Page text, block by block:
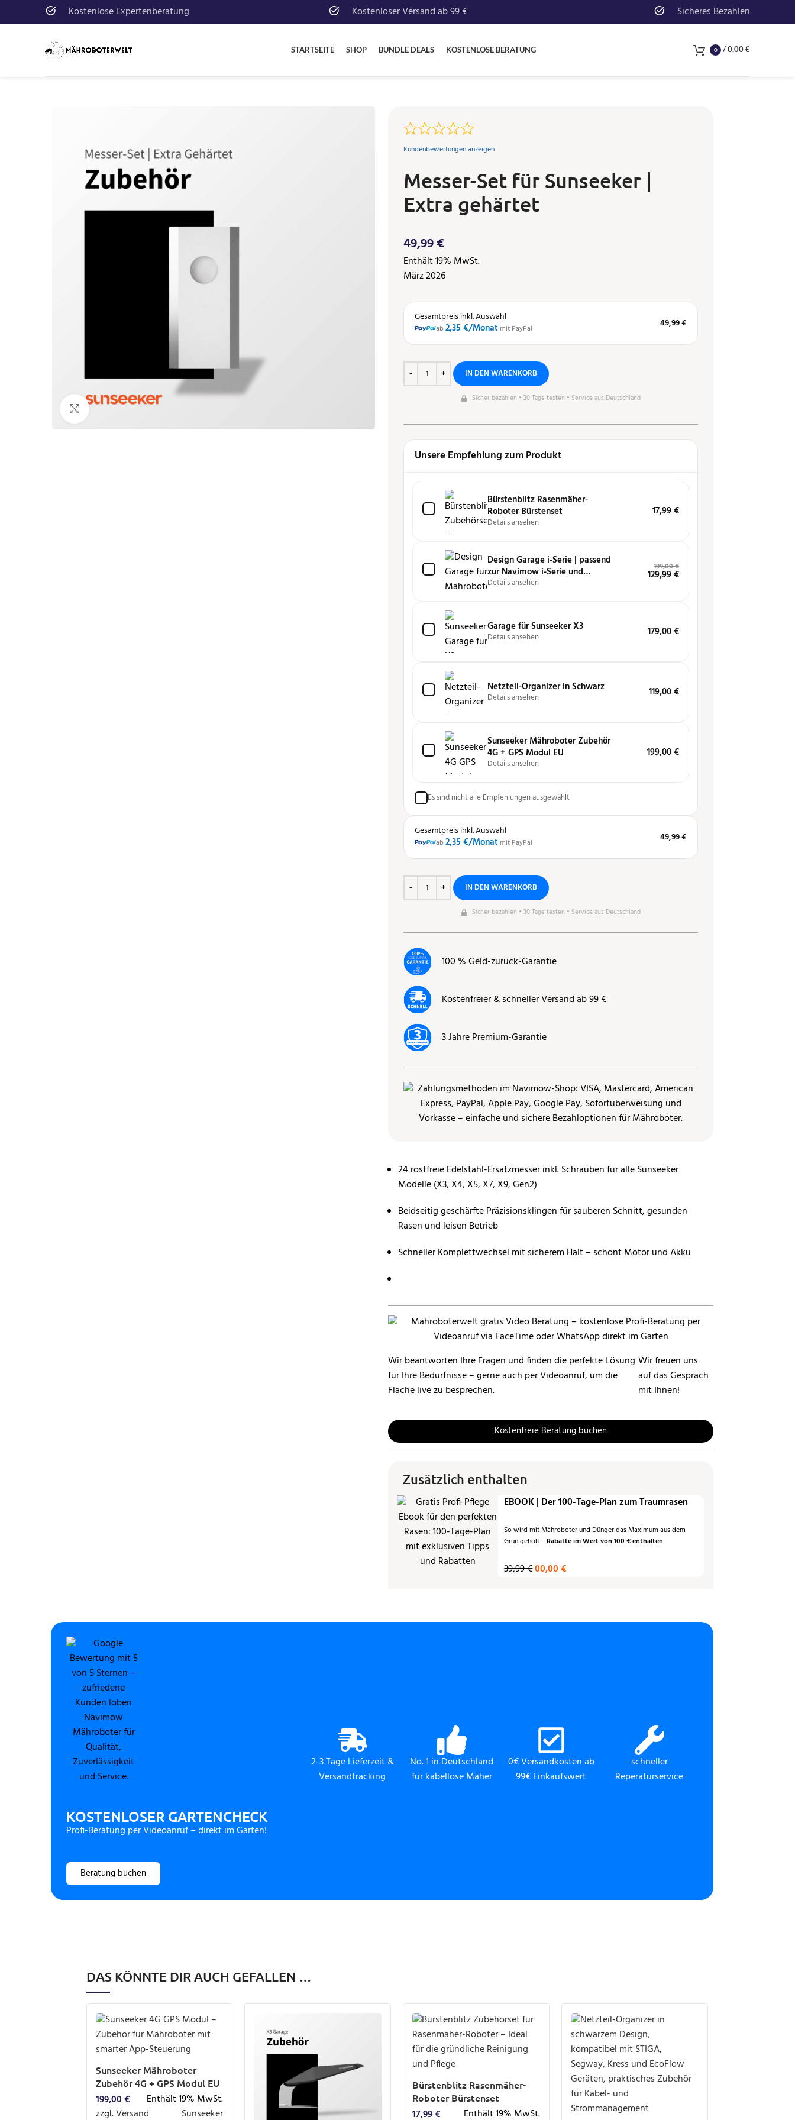
Kostenlose Expertenberatung Kostenloser Versand ab 99 € Sicheres Bezahlen
STARTSEITE SHOP BUNDLE DEALS KOSTENLOSE BERATUNG 0 /0,00€
Klicken zum Vergrößern
Kundenbewertungen anzeigen
Messer-Set für Sunseeker |
Extra gehärtet
49,99€
Enthält 19% MwSt.
März 2026
Gesamtpreis inkl. Auswahl
ab2,35 €/Monat mit PayPal 49,99 €
IN DEN WARENKORB
Sicher bezahlen • 30 Tage testen • Service aus Deutschland
Unsere Empfehlung zum Produkt
Bürstenblitz Rasenmäher-
Roboter Bürstenset
Details ansehen
17,99€
Design Garage i-Serie | passend
zur Navimow i-Serie und
Sunseeker X3, V3
Details ansehen
199,00€
129,99€
Garage für Sunseeker X3
Details ansehen 179,00€
Netzteil-Organizer in Schwarz
Details ansehen 119,00€
Sunseeker Mähroboter Zubehör
4G + GPS Modul EU
Details ansehen
199,00€
Es sind nicht alle Empfehlungen ausgewählt
Gesamtpreis inkl. Auswahl
ab2,35 €/Monat mit PayPal 49,99 €
IN DEN WARENKORB
Sicher bezahlen • 30 Tage testen • Service aus Deutschland
100 % Geld-zurück-Garantie
Kostenfreier & schneller Versand ab 99 €
3 Jahre Premium-Garantie
24 rostfreie Edelstahl-Ersatzmesser inkl. Schrauben für alle Sunseeker
Modelle (X3, X4, X5, X7, X9, Gen2)
Beidseitig geschärfte Präzisionsklingen für sauberen Schnitt, gesunden
Rasen und leisen Betrieb
Schneller Komplettwechsel mit sicherem Halt – schont Motor und Akku
Wir beantworten Ihre Fragen und finden die perfekte Lösung
für Ihre Bedürfnisse – gerne auch per Videoanruf, um die
Fläche live zu besprechen.
Wir freuen uns
auf das Gespräch
mit Ihnen!
Kostenfreie Beratung buchen
Zusätzlich enthalten
EBOOK | Der 100-Tage-Plan zum Traumrasen
So wird mit Mähroboter und Dünger das Maximum aus dem
Grün geholt –Rabatte im Wert von 100 € enthalten
39,99 €00,00 €
KOSTENLOSER GARTENCHECK
Profi-Beratung per Videoanruf – direkt im Garten!
Beratung buchen
2-3 Tage Lieferzeit &
Versandtracking
No. 1 in Deutschland
für kabellose Mäher
0€ Versandkosten ab
99€ Einkaufswert
schneller
Reperaturservice
DAS KÖNNTE DIR AUCH GEFALLEN …
Sunseeker Mähroboter
Zubehör 4G + GPS Modul EU
199,00€
Enthält 19% MwSt.
zzgl.Versand Sunseeker
Bürstenblitz Rasenmäher-
Roboter Bürstenset
17,99€ Enthält 19% MwSt.